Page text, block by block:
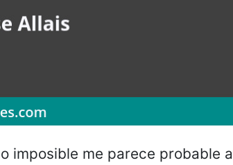
imposible me parece probable a